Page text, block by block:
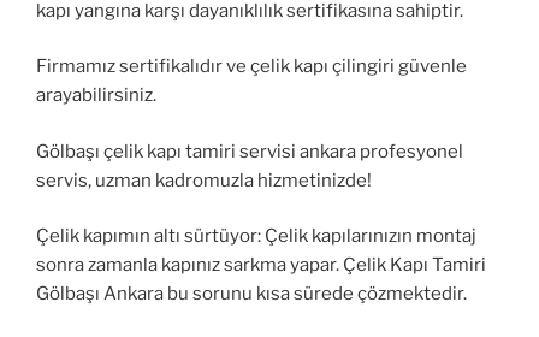
kapı yangına karşı dayanıklılık sertifikasına sahiptir.
Firmamız sertifikalıdır ve çelik kapı çilingiri güvenle
arayabilirsiniz.
Gölbaşı çelik kapı tamiri servisi ankara profesyonel
servis, uzman kadromuzla hizmetinizde!
Çelik kapımın altı sürtüyor: Çelik kapılarınızın montaj
sonra zamanla kapınız sarkma yapar. Çelik Kapı Tamiri
Gölbaşı Ankara bu sorunu kısa sürede çözmektedir.